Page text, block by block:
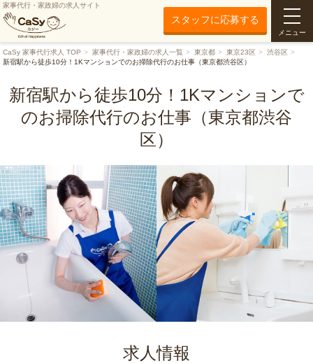
家事代行・家政婦の求人サイト
スタッフに応募する
メニュー
CaSy 家事代行求人 TOP 家事代行・家政婦の求人一覧 東京都 東京23区
渋谷区
新宿駅から徒歩10分！1Kマンションでのお掃除代行のお仕事（東京都渋谷区）
新宿駅から徒歩10分！1Kマンションで
のお掃除代行のお仕事（東京都渋谷
区）
求人情報